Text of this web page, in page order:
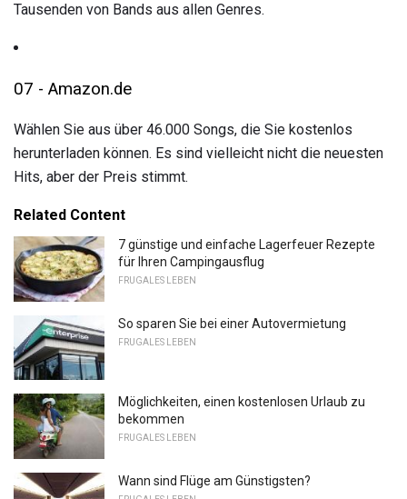
Tausenden von Bands aus allen Genres.
07 - Amazon.de
Wählen Sie aus über 46.000 Songs, die Sie kostenlos
herunterladen können. Es sind vielleicht nicht die neuesten
Hits, aber der Preis stimmt.
Related Content
7 günstige und einfache Lagerfeuer Rezepte
für Ihren Campingausflug
FRUGALES LEBEN
So sparen Sie bei einer Autovermietung
FRUGALES LEBEN
Möglichkeiten, einen kostenlosen Urlaub zu
bekommen
FRUGALES LEBEN
Wann sind Flüge am Günstigsten?